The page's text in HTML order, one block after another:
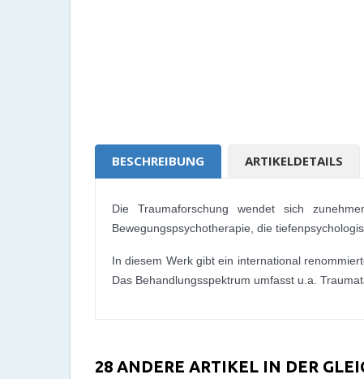
BESCHREIBUNG ARTIKELDETAILS
Die Traumaforschung wendet sich
Bewegungspsychotherapie, die
In diesem Werk gibt ein international
Das Behandlungsspektrum umfasst u.a.
28 ANDERE ARTIKEL IN DER